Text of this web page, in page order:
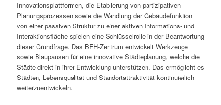
Innovationsplattformen, die Etablierung von partizipativen
Planungsprozessen sowie die Wandlung der Gebäudefunktion
von einer passiven Struktur zu einer aktiven Informations- und
Interaktionsfläche spielen eine Schlüsselrolle in der Beantwortung
dieser Grundfrage. Das BFH-Zentrum entwickelt Werkzeuge
sowie Blaupausen für eine innovative Städteplanung, welche die
Städte direkt in ihrer Entwicklung unterstützen. Das ermöglicht es
Städten, Lebensqualität und Standortattraktivität kontinuierlich
weiterzuentwickeln.